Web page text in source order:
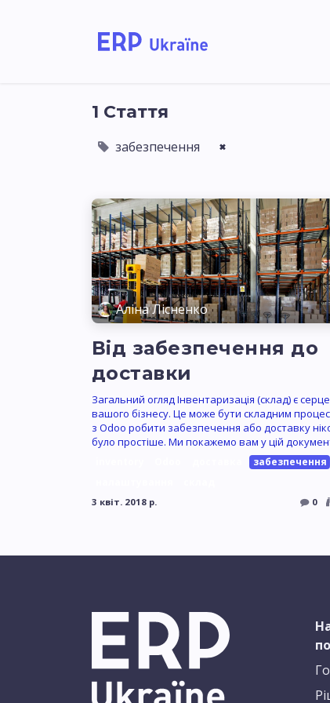
1 Стаття
забезпечення ×
Аліна Лісненко
Від забезпечення до
доставки
Загальний огляд Інвентаризація (склад) є
вашого бізнесу. Це може бути складним
з Odoo робити забезпечення або доставку
було простіше. Ми покажемо вам у цій
забезпечення
3 квіт. 2018 р. 0